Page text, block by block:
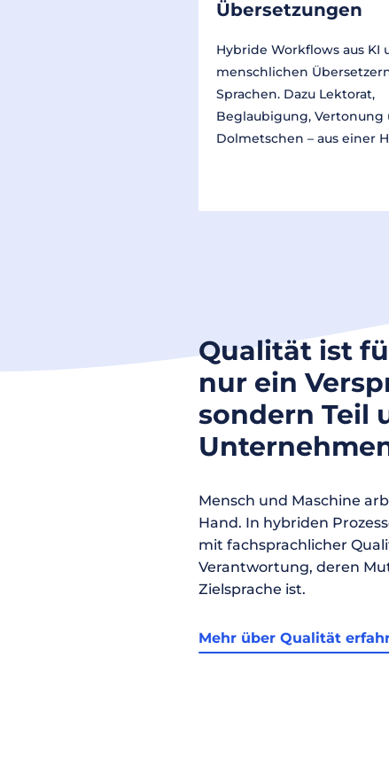
Übersetzungen
Hybride Workflows aus KI
menschlichen
Sprachen. Dazu Lektorat,
Beglaubigung, Vertonung
Dolmetschen – aus einer
Qualität ist
nur ein
sondern Teil
Mensch und Maschine
Hand. In hybriden
mit fachsprachlicher
Verantwortung, deren
Zielsprache ist.
Mehr über Qualität